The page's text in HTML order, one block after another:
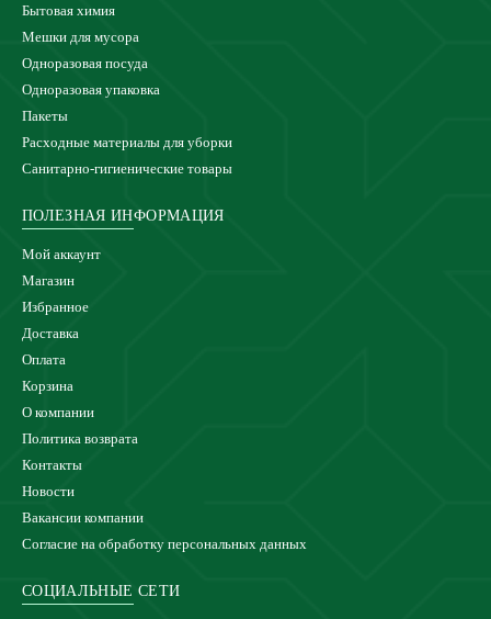
Бытовая химия
Мешки для мусора
Одноразовая посуда
Одноразовая упаковка
Пакеты
Расходные материалы для уборки
Санитарно-гигиенические товары
ПОЛЕЗНАЯ ИНФОРМАЦИЯ
Мой аккаунт
Магазин
Избранное
Доставка
Оплата
Корзина
О компании
Политика возврата
Контакты
Новости
Вакансии компании
Согласие на обработку персональных данных
СОЦИАЛЬНЫЕ СЕТИ